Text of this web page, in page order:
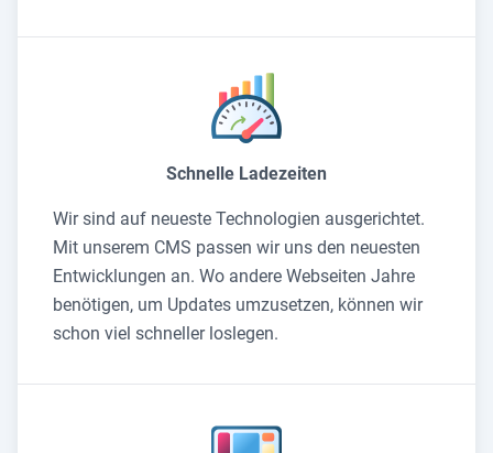
Schnelle Ladezeiten
Wir sind auf neueste Technologien ausgerichtet.
Mit unserem CMS passen wir uns den neuesten
Entwicklungen an. Wo andere Webseiten Jahre
benötigen, um Updates umzusetzen, können wir
schon viel schneller loslegen.